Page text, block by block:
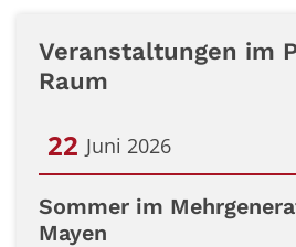
Veranstaltungen im
Raum
22 Juni 2026
Datum: 22. Juni 2026
Sommer im
Mayen